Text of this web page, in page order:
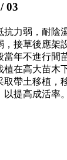
/ 03
抗力弱，耐陰
接草後應架
當年不進行間
在高大苗木
取帶土移植，
以提高成活率